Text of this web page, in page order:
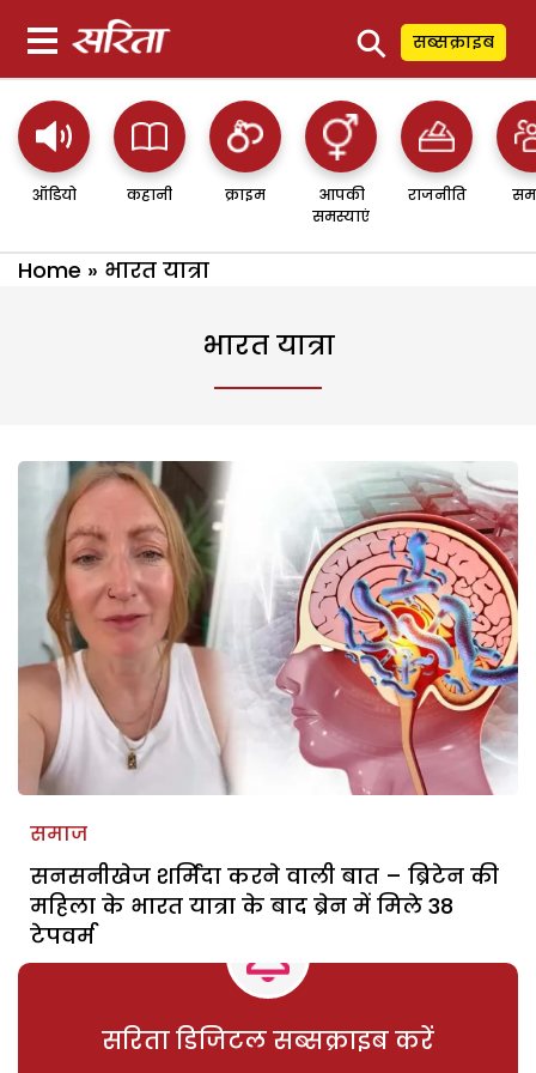
⚲ सब्सक्राइब
ऑडियो कहानी क्राइम
आपकी
समस्याएं
राजनीति
Home » भारत यात्रा
भारत यात्रा
समाज
सनसनीखेज शर्मिंदा करने वाली बात – ब्रिटेन की
महिला के भारत यात्रा के बाद ब्रेन में मिले 38
टेपवर्म
सरिता डिजिटल सब्सक्राइब करें